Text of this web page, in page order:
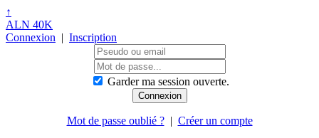
↑
ALN 40K
Connexion | Inscription
Garder ma session ouverte.
Mot de passe oublié ?| Créer un compte